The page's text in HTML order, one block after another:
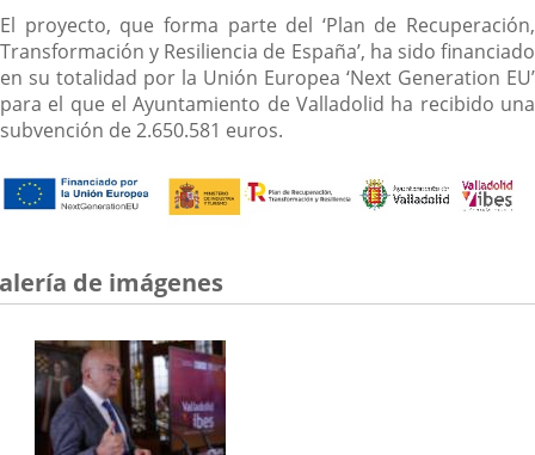
El proyecto, que forma parte del ‘Plan de Recuperación,
Transformación y Resiliencia de España’, ha sido financiado
en su totalidad por la Unión Europea ‘Next Generation EU’
para el que el Ayuntamiento de Valladolid ha recibido una
subvención de 2.650.581 euros.
de imágenes